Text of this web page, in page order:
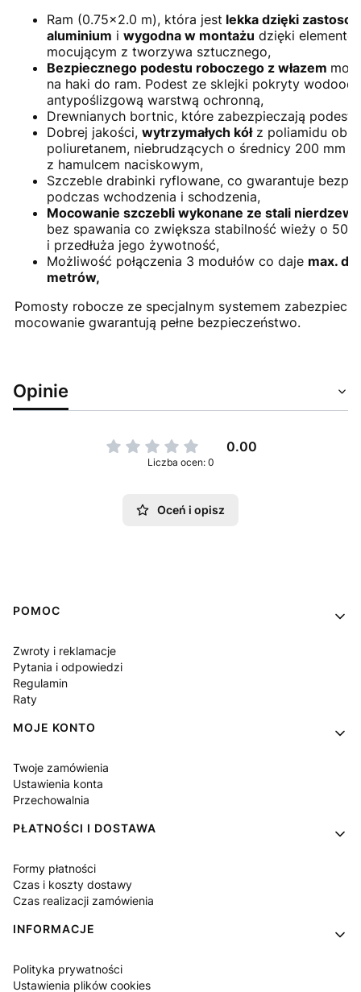
Ram (0.75×2.0 m), która jest lekka dzięki
aluminium i wygodna w montażu dzięki
mocującym z tworzywa sztucznego,
Bezpiecznego podestu roboczego z włazem
na haki do ram. Podest ze sklejki pokryty
antypoślizgową warstwą ochronną,
Drewnianych bortnic, które zabezpieczają podest,
Dobrej jakości, wytrzymałych kółz poliamidu
poliuretanem, niebrudzących o średnicy 200 mm .
z hamulcem naciskowym,
Szczeble drabinki ryflowane, co gwarantuje
podczas wchodzenia i schodzenia,
Mocowanie szczebli wykonane ze stali
bez spawania co zwiększa stabilność wieży o 50%
i przedłuża jego żywotność,
Możliwość połączenia 3 modułów co daje max.
metrów,
Pomosty robocze ze specjalnym systemem
mocowanie gwarantują pełne bezpieczeństwo.
Opinie
0.00
Liczba ocen: 0
Oceń i opisz
Linki w stopce
POMOC
Zwroty i reklamacje
Pytania i odpowiedzi
Regulamin
Raty
MOJE KONTO
Twoje zamówienia
Ustawienia konta
Przechowalnia
PŁATNOŚCI I DOSTAWA
Formy płatności
Czas i koszty dostawy
Czas realizacji zamówienia
INFORMACJE
Polityka prywatności
Ustawienia plików cookies